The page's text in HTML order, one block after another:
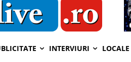
INTERVIURI LOCALE